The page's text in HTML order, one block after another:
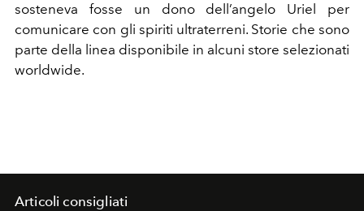
sosteneva fosse un dono dell’angelo Uriel per
comunicare con gli spiriti ultraterreni. Storie che sono
parte della linea disponibile in alcuni store selezionati
worldwide.
Articoli consigliati